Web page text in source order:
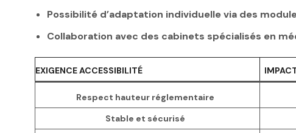
Possibilité d’adaptation individuelle via des
Collaboration avec des cabinets spécialisés en
EXIGENCE ACCESSIBILITÉ
Respect hauteur réglementaire
Stable et sécurisé